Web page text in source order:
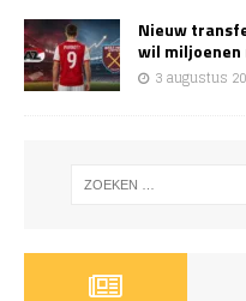
Nieuw
wil
3 augustus